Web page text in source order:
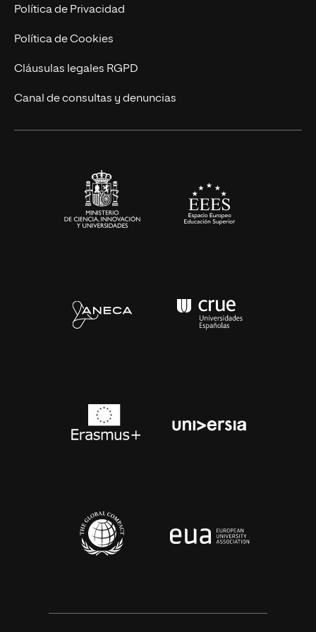
Postgrados
Cursos Universitarios
Trabaja en UNIR
Actualidad
UNIR Revista
Eventos
Política de Privacidad
Política de Cookies
Cláusulas legales RGPD
Canal de consultas y denuncias